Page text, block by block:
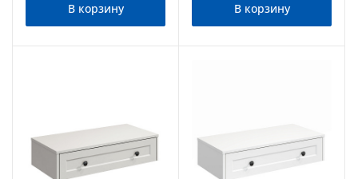
В корзину
В корзину